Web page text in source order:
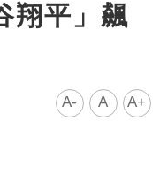
翔平」飆
A- A A+